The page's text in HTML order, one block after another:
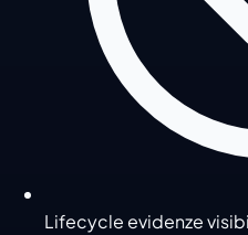
Lifecycle evidenze